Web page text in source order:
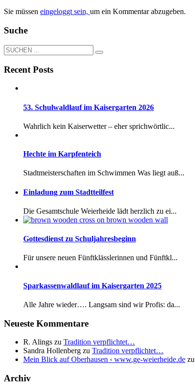
Sie müssen eingeloggt sein, um ein Kommentar abzugeben.
Suche
Recent Posts
53. Schulwaldlauf im Kaisergarten 2026
Wahrlich kein Kaiserwetter – eher sprichwörtlic...
Hechte im Karpfenteich
Stadtmeisterschaften im Schwimmen Was liegt auß...
Einladung zum Stadtteilfest
Die Gesamtschule Weierheide lädt herzlich zu ei...
Gottesdienst zu Schuljahresbeginn
Für unsere neuen Fünftklässlerinnen und Fünftkl...
Sparkassenwaldlauf im Kaisergarten 2025
Alle Jahre wieder…. Langsam sind wir Profis: da...
Neueste Kommentare
R. Alings zu Tradition verpflichtet…
Sandra Hollenberg zu Tradition verpflichtet…
Mein Blick auf Oberhausen ‹ www.ge-weierheide.de zu
Archiv